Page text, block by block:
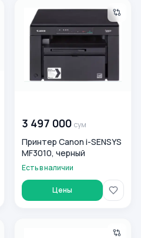
3 497 000 сум
Принтер Canon i-SENSYS
MF3010, черный
Есть в наличии
Цены